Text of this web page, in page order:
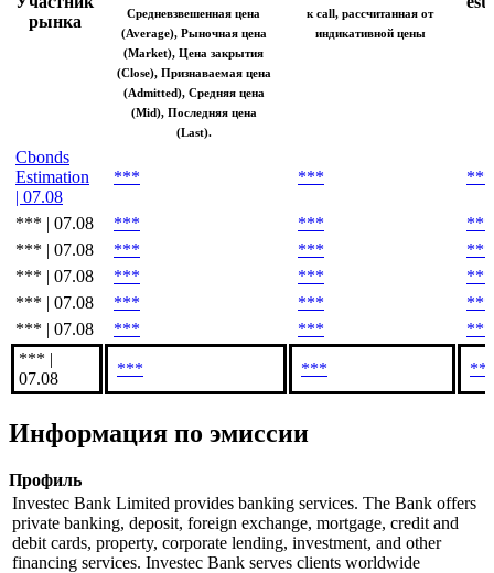
рынка
Средневзвешенная цена
(Average), Рыночная цена
(Market), Цена закрытия
(Close), Признаваемая цена
(Admitted), Средняя цена
(Mid), Последняя цена
(Last).
к call, рассчитанная от
индикативной цены
Cbonds
Estimation
| 07.08
*** *** ***
*** | 07.08 *** ***
***
*** | 07.08
*** ***
***
*** | 07.08
*** ***
***
*** | 07.08
*** ***
***
*** | 07.08
*** ***
***
*** |
07.08
*** ***
Информация по эмиссии
Профиль
Investec Bank Limited provides banking services. The Bank offers
private banking, deposit, foreign exchange, mortgage, credit and
debit cards, property, corporate lending, investment, and other
financing services. Investec Bank serves clients worldwide